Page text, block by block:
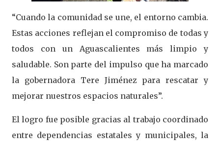
“Cuando la comunidad se une, el entorno cambia.
Estas acciones reflejan el compromiso de todas y
todos con un Aguascalientes más limpio y
saludable. Son parte del impulso que ha marcado
la gobernadora Tere Jiménez para rescatar y
mejorar nuestros espacios naturales”.
El logro fue posible gracias al trabajo coordinado
entre dependencias estatales y municipales, la